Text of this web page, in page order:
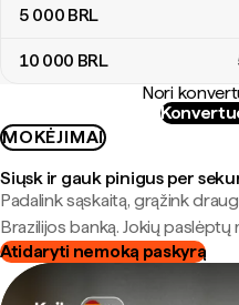
5 000 BRL
10 000 BRL
Nori
MOKĖJIMAI
Siųsk ir gauk pinigus per
Padalink sąskaitą, grąžink
Brazilijos banką. Jokių
Atidaryti nemoką paskyrą